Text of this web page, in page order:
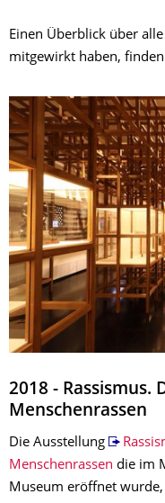
Einen Überblick über
mitgewirkt haben, finden
2018 - Rassismus.
Menschenrassen
Die Ausstellung
Menschenrassen die im
Museum eröffnet